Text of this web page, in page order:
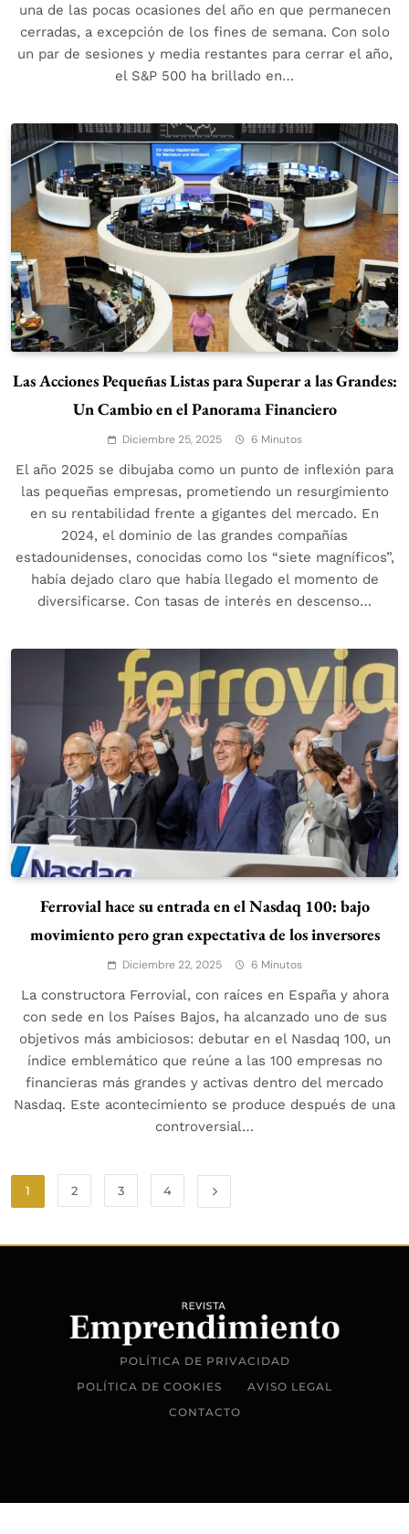
una de las pocas ocasiones del año en que permanecen
cerradas, a excepción de los fines de semana. Con solo
un par de sesiones y media restantes para cerrar el año,
el S&P 500 ha brillado en…
Las Acciones Pequeñas Listas para Superar a las Grandes:
Un Cambio en el Panorama Financiero
Diciembre 25, 2025 6 Minutos
El año 2025 se dibujaba como un punto de inflexión para
las pequeñas empresas, prometiendo un resurgimiento
en su rentabilidad frente a gigantes del mercado. En
2024, el dominio de las grandes compañías
estadounidenses, conocidas como los “siete magníficos”,
había dejado claro que había llegado el momento de
diversificarse. Con tasas de interés en descenso…
Ferrovial hace su entrada en el Nasdaq 100: bajo
movimiento pero gran expectativa de los inversores
Diciembre 22, 2025 6 Minutos
La constructora Ferrovial, con raíces en España y ahora
con sede en los Países Bajos, ha alcanzado uno de sus
objetivos más ambiciosos: debutar en el Nasdaq 100, un
índice emblemático que reúne a las 100 empresas no
financieras más grandes y activas dentro del mercado
Nasdaq. Este acontecimiento se produce después de una
controversial…
1 2 3 4
POLÍTICA DE PRIVACIDAD
POLÍTICA DE COOKIES
AVISO LEGAL
CONTACTO